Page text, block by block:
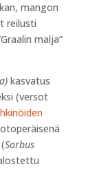
mangon
reilusti
malja”
kasvatus
(versot
(Sorbus